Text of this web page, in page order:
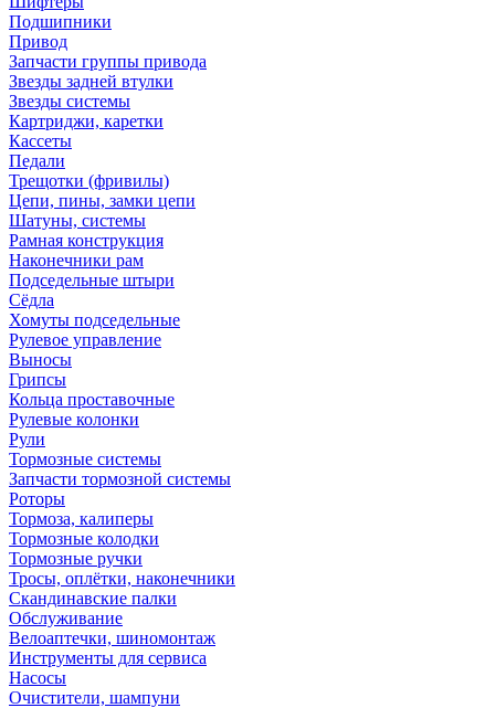
Подшипники
Привод
Запчасти группы привода
Звезды задней втулки
Звезды системы
Картриджи, каретки
Кассеты
Педали
Трещотки (фривилы)
Цепи, пины, замки цепи
Шатуны, системы
Рамная конструкция
Наконечники рам
Подседельные штыри
Сёдла
Хомуты подседельные
Рулевое управление
Выносы
Грипсы
Кольца проставочные
Рулевые колонки
Рули
Тормозные системы
Запчасти тормозной системы
Роторы
Тормоза, калиперы
Тормозные колодки
Тормозные ручки
Тросы, оплётки, наконечники
Скандинавские палки
Обслуживание
Велоаптечки, шиномонтаж
Инструменты для сервиса
Насосы
Очистители, шампуни